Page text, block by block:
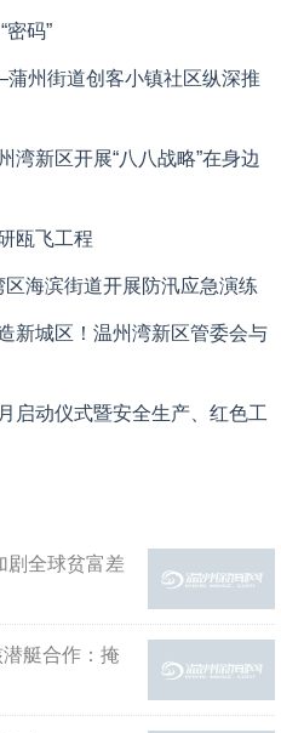
码”
州街道创客小镇社区纵深推
湾新区开展“八八战略”在身边
瓯飞工程
海滨街道开展防汛应急演练
新城区！温州湾新区管委会与
启动仪式暨安全生产、红色工
剧全球贫富差
艇合作：掩